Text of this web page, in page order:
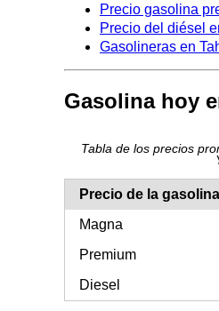
Precio gasolina
Precio del diésel
Gasolineras en
Gasolina hoy
Tabla de los precios
Precio de la
Magna
Premium
Diesel